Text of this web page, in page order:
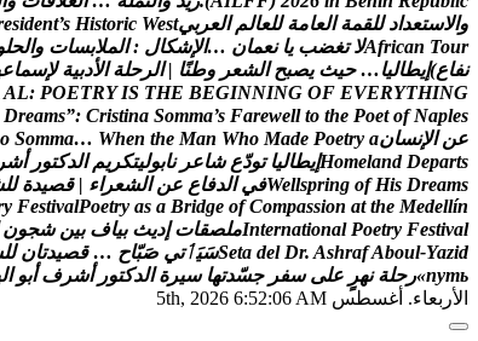
والستعداد للقمة العامة للعالم العربي esident’s Historic West
African Tour ل تغضب يا نعمان …الشكال : الملبسات والحل
نفاع)إيطاليا… حيث يصبح الشعر وطنا | الرحلة الدبية لسماع
AL: POETRY IS THE BEGINNING OF EVERYTHING
Dreams”: Cristina Somma’s Farewell to the Poet of Naples
عن النسان o Somma… When the Man Who Made Poetry a
Homeland Departs إيطاليا تودع شاعر نابوليتكريم الدكتور أش
Wellspring of His Dreams في الدفاع عن الشعراء | قصيدة لل
y FestivalPoetry as a Bridge of Compassion at the Medellín
International Poetry Festival ملصقات إديث بياف بين شجون
Seta del Dr. AshrafAboul-Yazid سيٲتي صباح … قصيدتان لل
путь
»رحلة نهر على سفر جسدتها سيرة الدكتور أشرف أبو ال
الأربعاء. أغسطس 5th, 2026 6:52:07 AM